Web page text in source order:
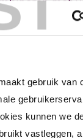
gebruik van
kunnen we
vastleggen,
met
systemen.
dosis